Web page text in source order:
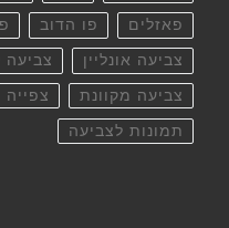
פאזלים פו הדוב
צביעה אונליין צביעה
צביעה מקוונת צפייה
תמונות לצביעה